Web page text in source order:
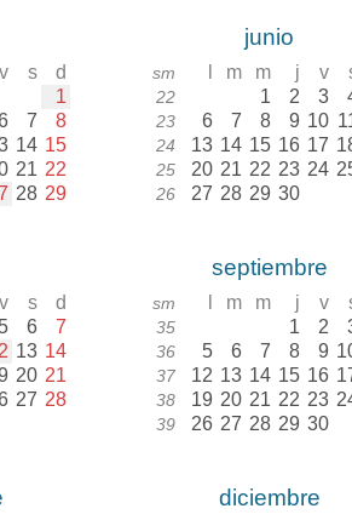
v s d
1
7 8
14 15
21 22
28 29
junio
sm m m j v
22 1 2 3
23 6 7 8 9 10
24 13 14 15 16 17
25 20 21 22 23 24
26 27 28 29 30
v s d
5 6 7
13 14
20 21
27 28
septiembre
sm m m j v
35 1 2
36 5 6 7 8 9
37 12 13 14 15 16
38 19 20 21 22 23
39 26 27 28 29 30
diciembre